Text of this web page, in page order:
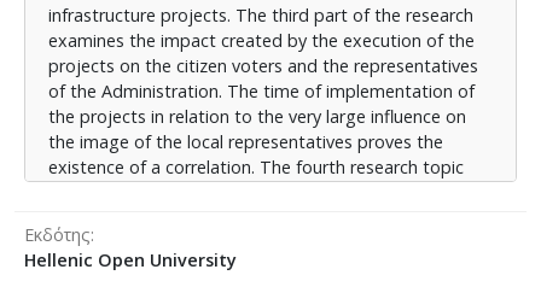
μπορεί να λειτουργήσουν θετικά ή αρνητικά για την
επιλογή του πιστωτικού ιδρύματος. Οι εξασφαλίσεις,
το ύψος του επιτοκίου, η συγκέντρωση του φακέλου
με τα απαιτούμενα δικαιολογητικά και η ταχύτητα
εκταμίευσης αποτελούν παράγοντες προδιάθεσης
για την επιλογή Τραπεζικού Ιδρύματος. Η έρευνα
ολοκληρώθηκε με επιλογή ποιοτικών μεταβλητών με
στατιστικής και τα αποτελέσματά της αποδόθηκαν σε
πίνακες συχνοτήτων και ποσοστών επί τοις εκατό.
infrastructure projects. The third part of the research
examines the impact created by the execution of the
projects on the citizen voters and the representatives
of the Administration. The time of implementation of
the projects in relation to the very large influence on
the image of the local representatives proves the
existence of a correlation. The fourth research topic
lending. In essence, there is a refusal of the institutions
towards the requests of the OTAs for funding. The
Εκδότης
Hellenic Open University